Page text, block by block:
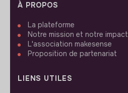
À PROPOS
La plateforme
Notre mission et notre impact
L'association makesense
Proposition de partenariat
LIENS UTILES